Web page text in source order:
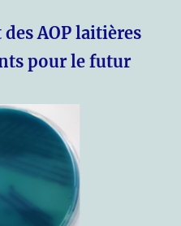
AOP laitières
pour le futur